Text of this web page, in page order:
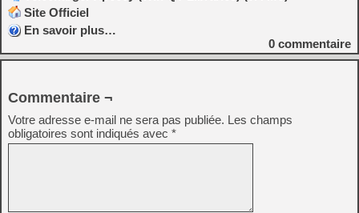
Site Officiel
En savoir plus…
0 commentaire
Commentaire ¬
Votre adresse e-mail ne sera pas publiée. Les champs
obligatoires sont indiqués avec *